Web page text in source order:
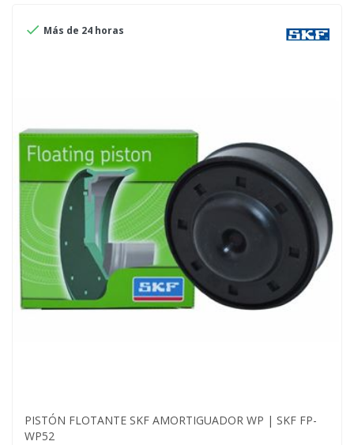
 Más de 24 horas
PISTÓN FLOTANTE SKF AMORTIGUADOR WP | SKF FP-
WP52